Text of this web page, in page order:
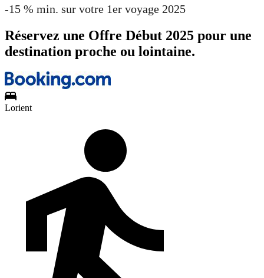
-15 % min. sur votre 1er voyage 2025
Réservez une Offre Début 2025 pour une
destination proche ou lointaine.
Lorient